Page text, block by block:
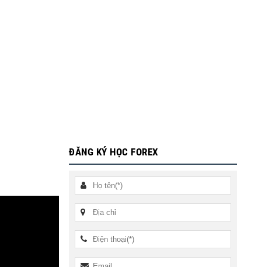
ĐĂNG KÝ HỌC FOREX